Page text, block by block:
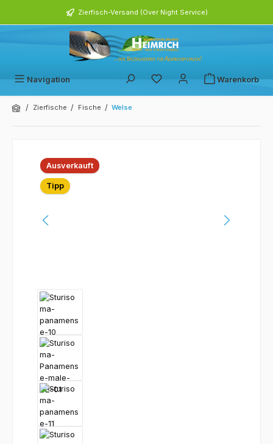
Zierfisch-Versand (Over Night Service)
Navigation Warenkorb
/ Zierfische / Fische / Welse
Bildergalerie überspringen
Ausverkauft
Tipp